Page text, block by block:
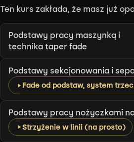
Ten kurs zakłada, że masz już
podstawy pracy maszynką i
technika taper fade
podstawy sekcjonowania i
Fade od podstaw, system
podstawy pracy nożyczkami
Strzyżenie w linii (na prosto)